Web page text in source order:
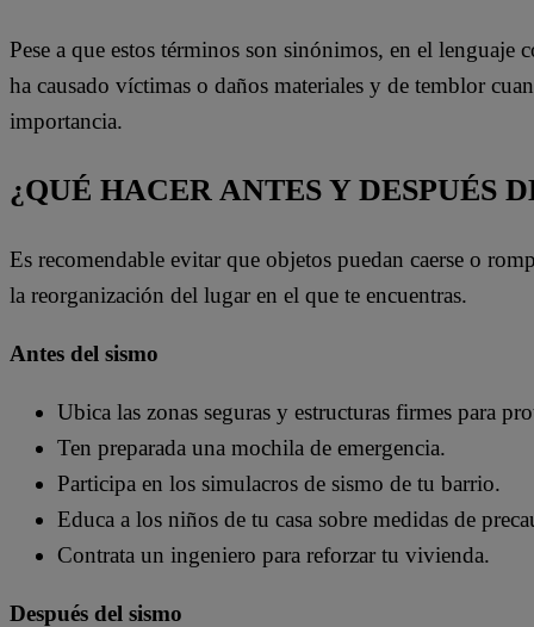
Pese a que estos términos son sinónimos, en el lenguaje
ha causado víctimas o daños materiales y de temblor
importancia.
¿QUÉ HACER ANTES Y DESPUÉS
Es recomendable evitar que objetos puedan caerse o
la reorganización del lugar en el que te encuentras.
Antes del sismo
Ubica las zonas seguras y estructuras firmes para
Ten preparada una mochila de emergencia.
Participa en los simulacros de sismo de tu barrio.
Educa a los niños de tu casa sobre medidas de
Contrata un ingeniero para reforzar tu vivienda.
Después del sismo